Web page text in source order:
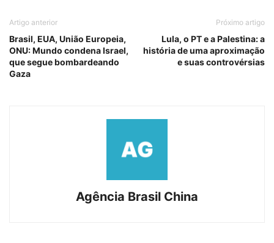
Artigo anterior
Brasil, EUA, União Europeia,
ONU: Mundo condena Israel,
que segue bombardeando
Gaza
Próximo artigo
Lula, o PT e a Palestina: a
história de uma aproximação
e suas controvérsias
Agência Brasil China